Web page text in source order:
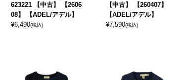
623221 【中古】 【2606
08】 【ADEL/アデル】
¥6,490(税込)
【中古】 【260407】
【ADEL/アデル】
¥7,590(税込)